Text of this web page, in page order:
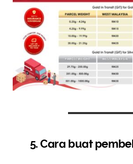
5. Cara buat